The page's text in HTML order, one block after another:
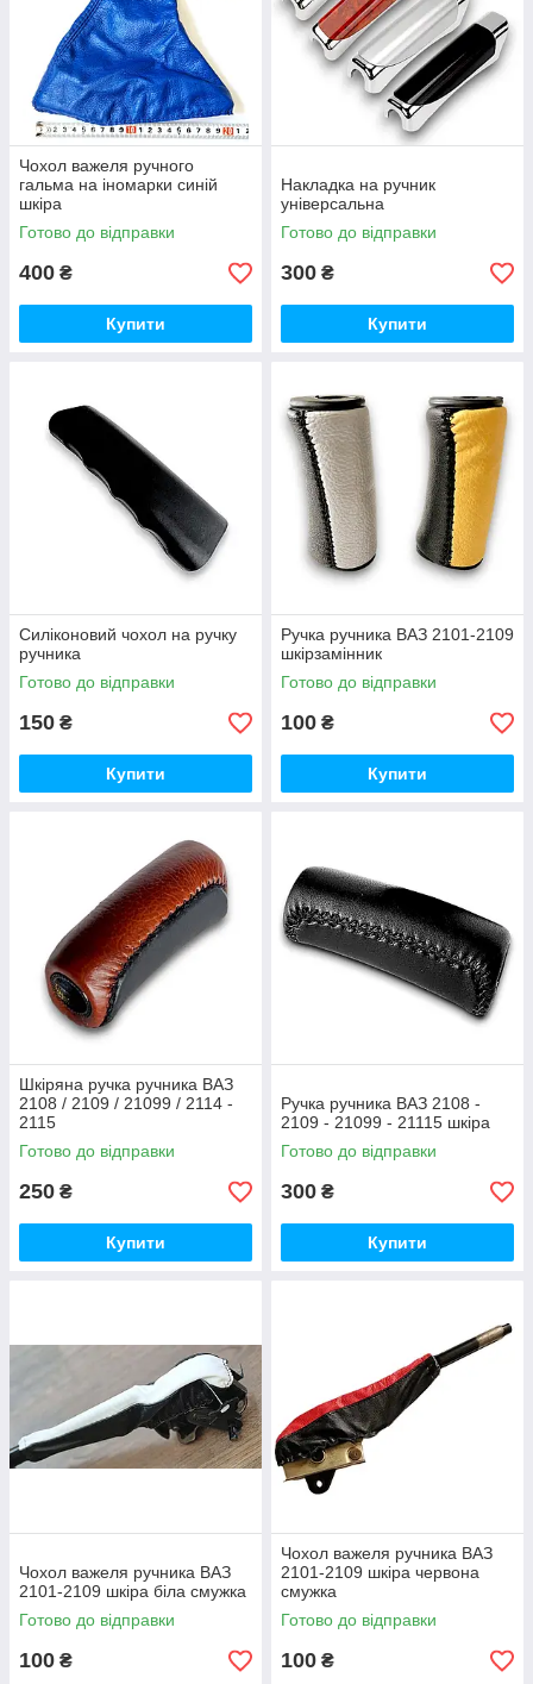
Чохол важеля ручного
гальма на іномарки синій
шкіра
Готово до відправки
400 ₴
Купити
Накладка на ручник
універсальна
Готово до відправки
300 ₴
Купити
Силіконовий чохол на ручку
ручника
Готово до відправки
150 ₴
Купити
Ручка ручника ВАЗ 2101-2109
шкірзамінник
Готово до відправки
100 ₴
Купити
Шкіряна ручка ручника ВАЗ
2108 / 2109 / 21099 / 2114 -
2115
Готово до відправки
250 ₴
Купити
Ручка ручника ВАЗ 2108 -
2109 - 21099 - 21115 шкіра
Готово до відправки
300 ₴
Купити
Чохол важеля ручника ВАЗ
2101-2109 шкіра біла смужка
Готово до відправки
100 ₴
Чохол важеля ручника ВАЗ
2101-2109 шкіра червона
смужка
Готово до відправки
100 ₴